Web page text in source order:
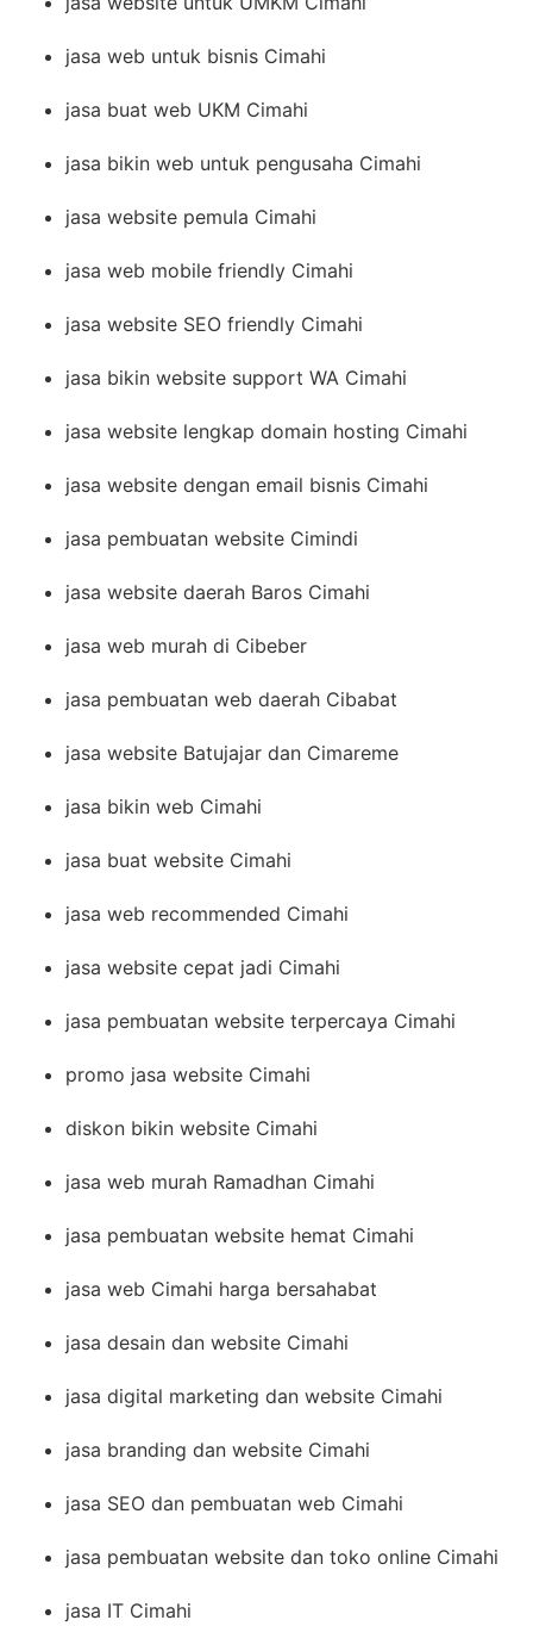
jasa web untuk bisnis Cimahi
jasa buat web UKM Cimahi
jasa bikin web untuk pengusaha Cimahi
jasa website pemula Cimahi
jasa web mobile friendly Cimahi
jasa website SEO friendly Cimahi
jasa bikin website support WA Cimahi
jasa website lengkap domain hosting Cimahi
jasa website dengan email bisnis Cimahi
jasa pembuatan website Cimindi
jasa website daerah Baros Cimahi
jasa web murah di Cibeber
jasa pembuatan web daerah Cibabat
jasa website Batujajar dan Cimareme
jasa bikin web Cimahi
jasa buat website Cimahi
jasa web recommended Cimahi
jasa website cepat jadi Cimahi
jasa pembuatan website terpercaya Cimahi
promo jasa website Cimahi
diskon bikin website Cimahi
jasa web murah Ramadhan Cimahi
jasa pembuatan website hemat Cimahi
jasa web Cimahi harga bersahabat
jasa desain dan website Cimahi
jasa digital marketing dan website Cimahi
jasa branding dan website Cimahi
jasa SEO dan pembuatan web Cimahi
jasa pembuatan website dan toko online Cimahi
jasa IT Cimahi